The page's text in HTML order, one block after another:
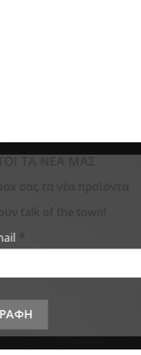
ΤΑ ΝΕΑ ΜΑΣ
σας τα νέα προϊόντα
talk of the town!